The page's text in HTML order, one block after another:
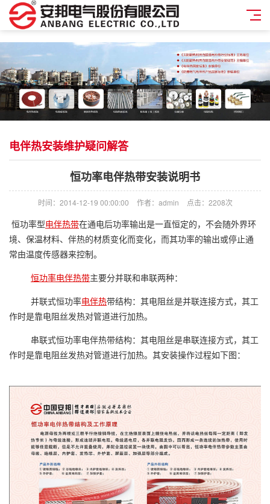
电伴热安装维护疑问解答
恒功率电伴热带安装说明书
时间：2014-12-19 00:00:00 作者：admin 点击： 2208次
恒功率型电伴热带在通电后功率输出是一直恒定的，不会随外界环
境、保温材料、伴热的材质变化而变化，而其功率的输出或停止通
常由温度传感器来控制。
恒功率电伴热带主要分并联和串联两种：
并联式恒功率电伴热带结构：其电阻丝是并联连接方式，其工
作时是靠电阻丝发热对管道进行加热。
串联式恒功率电伴热带结构：其电阻丝是串联连接方式，其工
作时是靠电阻丝发热对管道进行加热。其安装操作过程如下图：